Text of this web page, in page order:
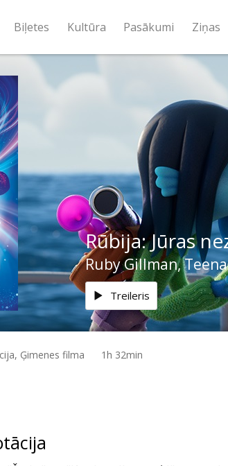
Biļetes Kultūra Pasākumi Ziņas
Rūbija: Jūras
Ruby Gillman,
Treileris
Ģimenes filma 1h 32min